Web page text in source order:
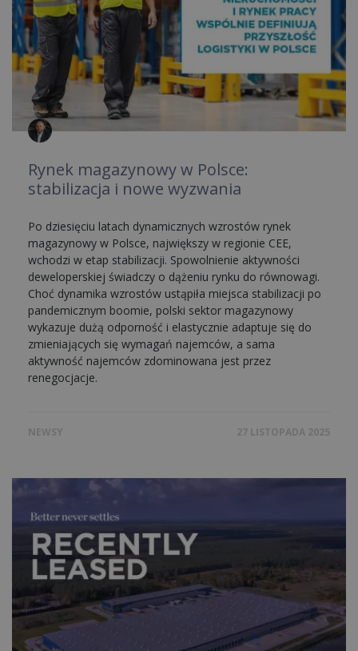
Rynek magazynowy w Polsce:
stabilizacja i nowe wyzwania
Po dziesięciu latach dynamicznych wzrostów rynek
magazynowy w Polsce, największy w regionie CEE,
wchodzi w etap stabilizacji. Spowolnienie aktywności
deweloperskiej świadczy o dążeniu rynku do równowagi.
Choć dynamika wzrostów ustąpiła miejsca stabilizacji po
pandemicznym boomie, polski sektor magazynowy
wykazuje dużą odporność i elastycznie adaptuje się do
zmieniających się wymagań najemców, a sama
aktywność najemców zdominowana jest przez
renegocjacje.
NEWSY 27 LISTOPADA 2025